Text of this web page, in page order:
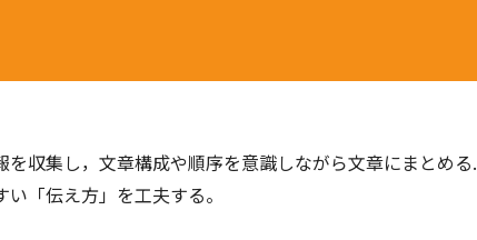
収集し，⽂章構成や順序を意識しながら⽂章にまとめる.
「伝え⽅」を⼯夫する。